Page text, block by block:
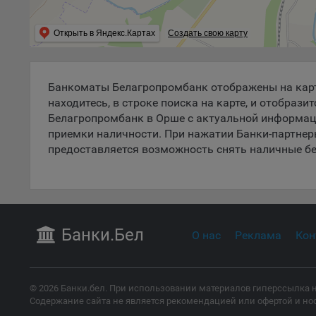
Открыть в Яндекс.Картах Создать свою карту
Банкоматы Белагропромбанк отображены на
находитесь, в строке поиска на карте, и
Белагропромбанк в Орше с актуальной
приемки наличности. При нажатии Банки-
предоставляется возможность снять наличные
Банки.Бел О нас Реклама
© 2026 Банки.бел. При использовании материалов гиперссылка
Содержание сайта не является рекомендацией или офертой и